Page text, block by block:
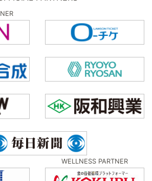
WELLNESS PARTNER